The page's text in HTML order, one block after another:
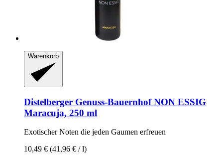
Warenkorb
Distelberger Genuss-BauernhofNON ESSIG
Maracuja, 250 ml
Exotischer Noten die jeden Gaumen erfreuen
10,49 € (41,96 € / l)